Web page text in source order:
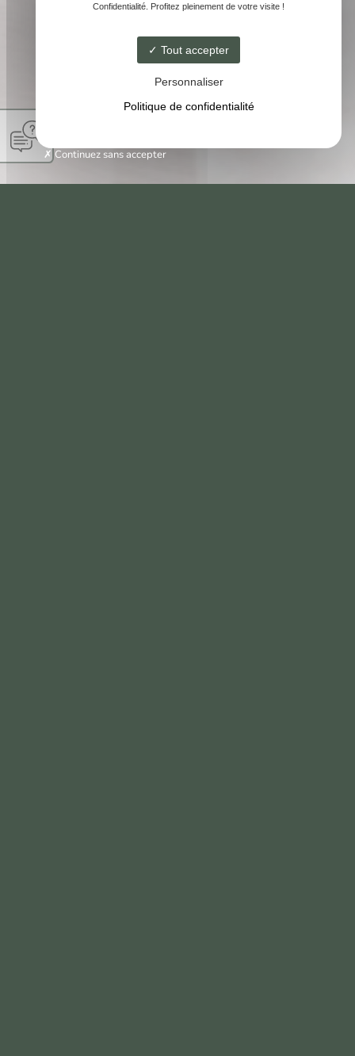
Confidentialité. Profitez pleinement de votre visite !
Tout accepter
Personnaliser
Politique de confidentialité
Continuez sans accepter